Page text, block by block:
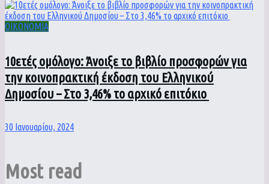
ΟΙΚΟΝΟΜΙΑ
10ετές ομόλογο: Άνοιξε το βιβλίο προσφορών για
την κοινοπρακτική έκδοση του Ελληνικού
Δημοσίου – Στο 3,46% το αρχικό επιτόκιο
30 Ιανουαρίου, 2024
Most read